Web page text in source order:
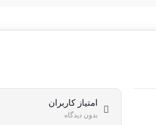
امتیاز کاربران
بدون دیدگاه